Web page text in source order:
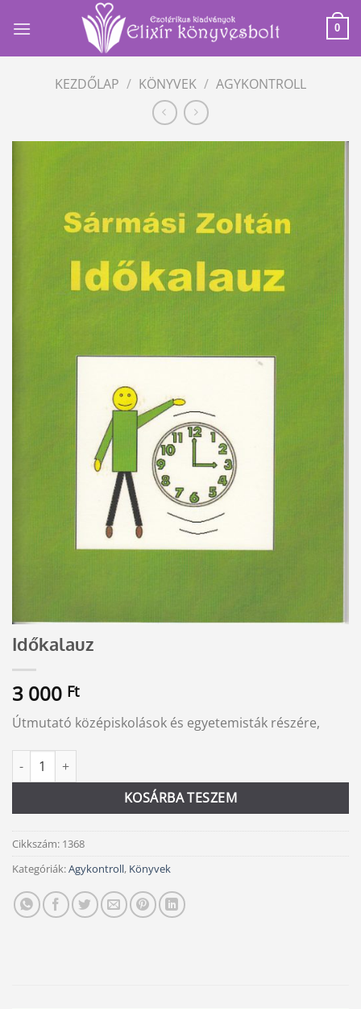
0
KEZDŐLAP / KÖNYVEK / AGYKONTROLL
Időkalauz
3 000 Ft
Útmutató középiskolások és egyetemisták részére,
Időkalauz mennyiség
KOSÁRBA TESZEM
Alternative:
Cikkszám: 1368
Kategóriák:Agykontroll, Könyvek